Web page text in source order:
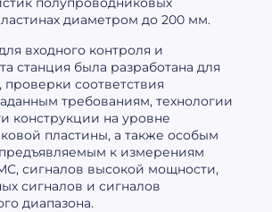
диаметром до 200 мм.
входного контроля и
станция была разработана для
проверки соответствия
требованиям, технологии
конструкции на уровне
пластины, а также особым
к измерениям
сигналов высокой мощности,
сигналов и сигналов
диапазона.